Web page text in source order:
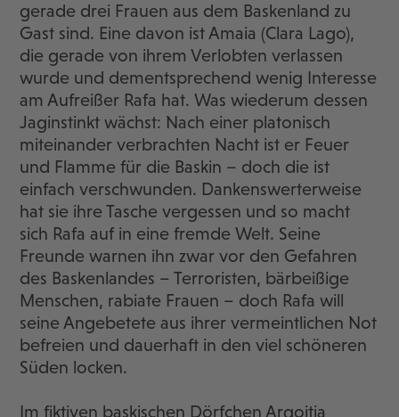
gerade drei Frauen aus dem Baskenland zu
Gast sind. Eine davon ist Amaia (Clara Lago),
die gerade von ihrem Verlobten verlassen
wurde und dementsprechend wenig Interesse
am Aufreißer Rafa hat. Was wiederum dessen
Jaginstinkt wächst: Nach einer platonisch
miteinander verbrachten Nacht ist er Feuer
und Flamme für die Baskin – doch die ist
einfach verschwunden. Dankenswerterweise
hat sie ihre Tasche vergessen und so macht
sich Rafa auf in eine fremde Welt. Seine
Freunde warnen ihn zwar vor den Gefahren
des Baskenlandes – Terroristen, bärbeißige
Menschen, rabiate Frauen – doch Rafa will
seine Angebetete aus ihrer vermeintlichen Not
befreien und dauerhaft in den viel schöneren
Süden locken.
Im fiktiven baskischen Dörfchen Argoitia